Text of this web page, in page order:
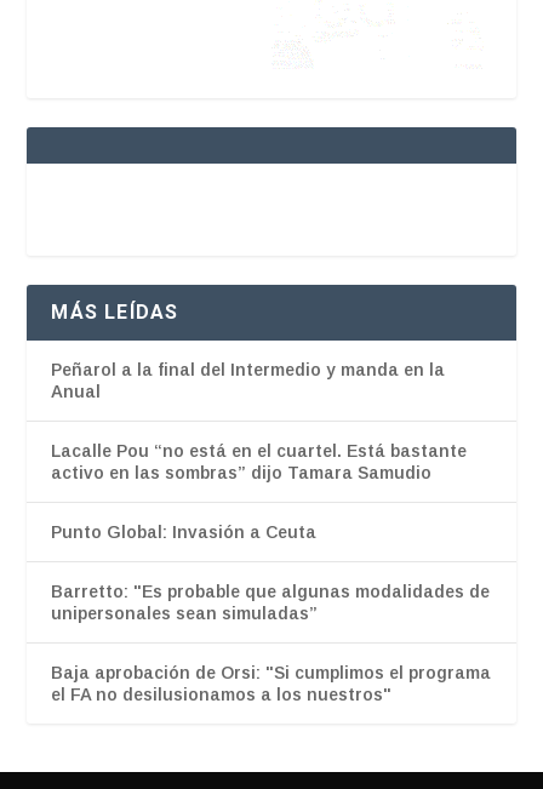
MÁS LEÍDAS
Peñarol a la final del Intermedio y manda en la
Anual
Lacalle Pou “no está en el cuartel. Está bastante
activo en las sombras” dijo Tamara Samudio
Punto Global: Invasión a Ceuta
Barretto: "Es probable que algunas modalidades de
unipersonales sean simuladas”
Baja aprobación de Orsi: "Si cumplimos el programa
el FA no desilusionamos a los nuestros"